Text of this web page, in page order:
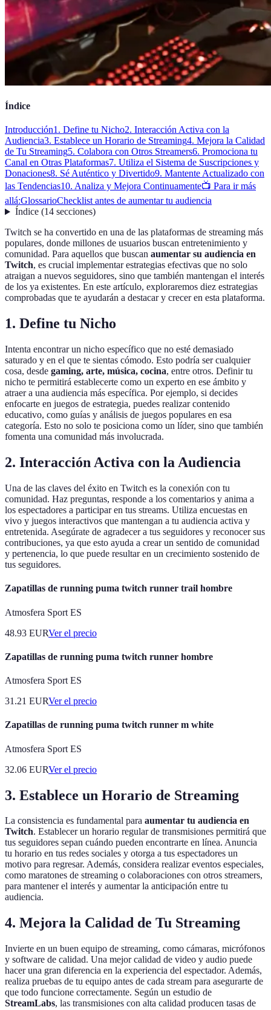
Índice
Introducción1. Define tu Nicho2. Interacción Activa con la
Audiencia3. Establece un Horario de Streaming4. Mejora la Calidad
de Tu Streaming5. Colabora con Otros Streamers6. Promociona tu
Canal en Otras Plataformas7. Utiliza el Sistema de Suscripciones y
Donaciones8. Sé Auténtico y Divertido9. Mantente Actualizado con
las Tendencias10. Analiza y Mejora Continuamente📺 Para ir más
allá:GlossarioChecklist antes de aumentar tu audiencia
Índice(14 secciones)
Twitch se ha convertido en una de las plataformas de streaming más
populares, donde millones de usuarios buscan entretenimiento y
comunidad. Para aquellos que buscan aumentar su audiencia en
Twitch, es crucial implementar estrategias efectivas que no solo
atraigan a nuevos seguidores, sino que también mantengan el interés
de los ya existentes. En este artículo, exploraremos diez estrategias
comprobadas que te ayudarán a destacar y crecer en esta plataforma.
1. Define tu Nicho
Intenta encontrar un nicho específico que no esté demasiado
saturado y en el que te sientas cómodo. Esto podría ser cualquier
cosa, desde gaming, arte, música, cocina, entre otros. Definir tu
nicho te permitirá establecerte como un experto en ese ámbito y
atraer a una audiencia más específica. Por ejemplo, si decides
enfocarte en juegos de estrategia, puedes realizar contenido
educativo, como guías y análisis de juegos populares en esa
categoría. Esto no solo te posiciona como un líder, sino que también
fomenta una comunidad más involucrada.
2. Interacción Activa con la Audiencia
Una de las claves del éxito en Twitch es la conexión con tu
comunidad. Haz preguntas, responde a los comentarios y anima a
los espectadores a participar en tus streams. Utiliza encuestas en
vivo y juegos interactivos que mantengan a tu audiencia activa y
entretenida. Asegúrate de agradecer a tus seguidores y reconocer sus
contribuciones, ya que esto ayuda a crear un sentido de comunidad
y pertenencia, lo que puede resultar en un crecimiento sostenido de
tus seguidores.
Zapatillas de running puma twitch runner trail hombre
Atmosfera Sport ES
48.93 EURVer el precio
Zapatillas de running puma twitch runner hombre
Atmosfera Sport ES
31.21 EURVer el precio
Zapatillas de running puma twitch runner m white
Atmosfera Sport ES
32.06 EURVer el precio
3. Establece un Horario de Streaming
La consistencia es fundamental para aumentar tu audiencia en
Twitch. Establecer un horario regular de transmisiones permitirá que
tus seguidores sepan cuándo pueden encontrarte en línea. Anuncia
tu horario en tus redes sociales y otorga a tus espectadores un
motivo para regresar. Además, considera realizar eventos especiales,
como maratones de streaming o colaboraciones con otros streamers,
para mantener el interés y aumentar la anticipación entre tu
audiencia.
4. Mejora la Calidad de Tu Streaming
Invierte en un buen equipo de streaming, como cámaras, micrófonos
y software de calidad. Una mejor calidad de video y audio puede
hacer una gran diferencia en la experiencia del espectador. Además,
realiza pruebas de tu equipo antes de cada stream para asegurarte de
que todo funcione correctamente. Según un estudio de
StreamLabs, las transmisiones con alta calidad producen tasas de